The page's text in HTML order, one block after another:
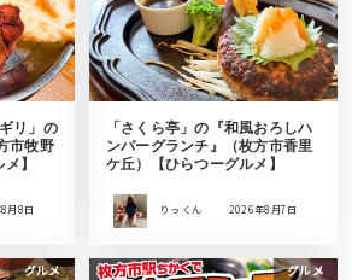
リ」の
市牧野
】
月8日
「さくら亭」の『和風おろしハ
ンバーグランチ』（枚方市香里
ケ丘）【ひらつーグルメ】
りっ くん 2026年8月7日
グルメ グルメ